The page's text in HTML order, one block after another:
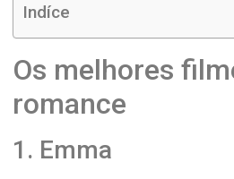
Indíce
Os melhores
romance
1. Emma